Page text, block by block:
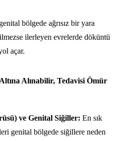
bölgede ağrısız bir yara
ilerleyen evrelerde döküntü
açar.
Alınabilir, Tedavisi Ömür
ve Genital Siğiller: En sık
genital bölgede siğillere neden